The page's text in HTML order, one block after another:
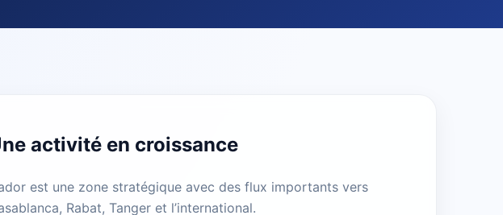
activité en croissance
est une zone stratégique avec des flux importants vers
Rabat, Tanger et l’international.